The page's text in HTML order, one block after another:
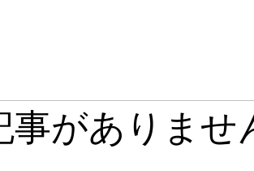
事がありませ